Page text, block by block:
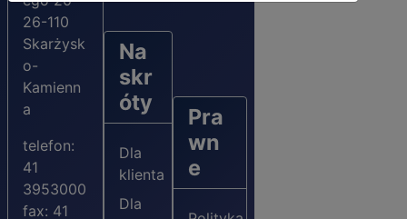
26-110
Skarżysk
o-
Kamienn
a
telefon:
41
3953000
fax: 41
Na
skr
óty
Dla
klienta
Dla
Pra
wn
e